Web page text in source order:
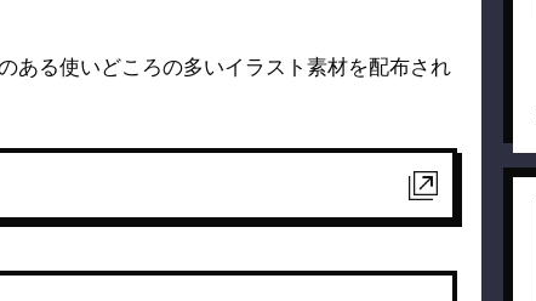
ある使いどころの多いイラスト素材を配布され